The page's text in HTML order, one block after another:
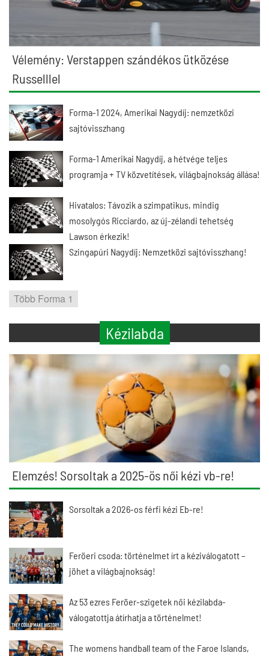
Vélemény: Verstappen szándékos ütközése
Russelllel
Forma-1 2024, Amerikai Nagydíj: nemzetközi
sajtóvisszhang
Forma-1 Amerikai Nagydíj, a hétvége teljes
programja + TV közvetítések, világbajnokság állása!
Hivatalos: Távozik a szimpatikus, mindig
mosolygós Ricciardo, az új-zélandi tehetség
Lawson érkezik!
Szingapúri Nagydíj: Nemzetközi sajtóvisszhang!
Több Forma 1
Kézilabda
Elemzés! Sorsoltak a 2025-ös női kézi vb-re!
Sorsoltak a 2026-os férfi kézi Eb-re!
Feröeri csoda: történelmet írt a kéziválogatott –
jöhet a világbajnokság!
Az 53 ezres Feröer-szigetek női kézilabda-
válogatottja átírhatja a történelmet!
The womens handball team of the Faroe Islands,